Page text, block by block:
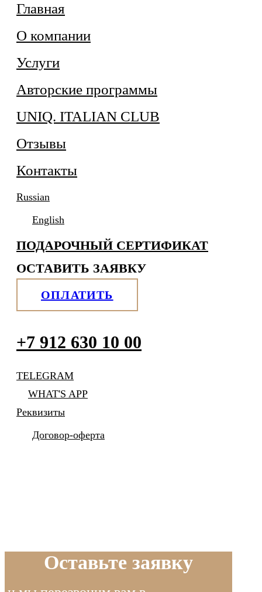
Главная
О компании
Услуги
Авторские программы
UNIQ. ITALIAN CLUB
Отзывы
Контакты
Russian
English
ПОДАРОЧНЫЙ СЕРТИФИКАТ
ОСТАВИТЬ ЗАЯВКУ
ОПЛАТИТЬ
+7 912 630 10 00
TELEGRAM
WHAT'S APP
Реквизиты
Договор-оферта
Оставьте заявку